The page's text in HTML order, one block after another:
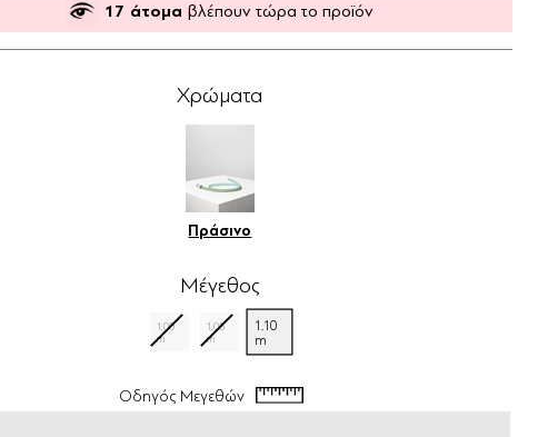
17 άτομα βλέπουν τώρα το προϊόν
Χρώματα
Πράσινο
Μέγεθος
1.00
m
1.05
m
1.10
m
Οδηγός Μεγεθών